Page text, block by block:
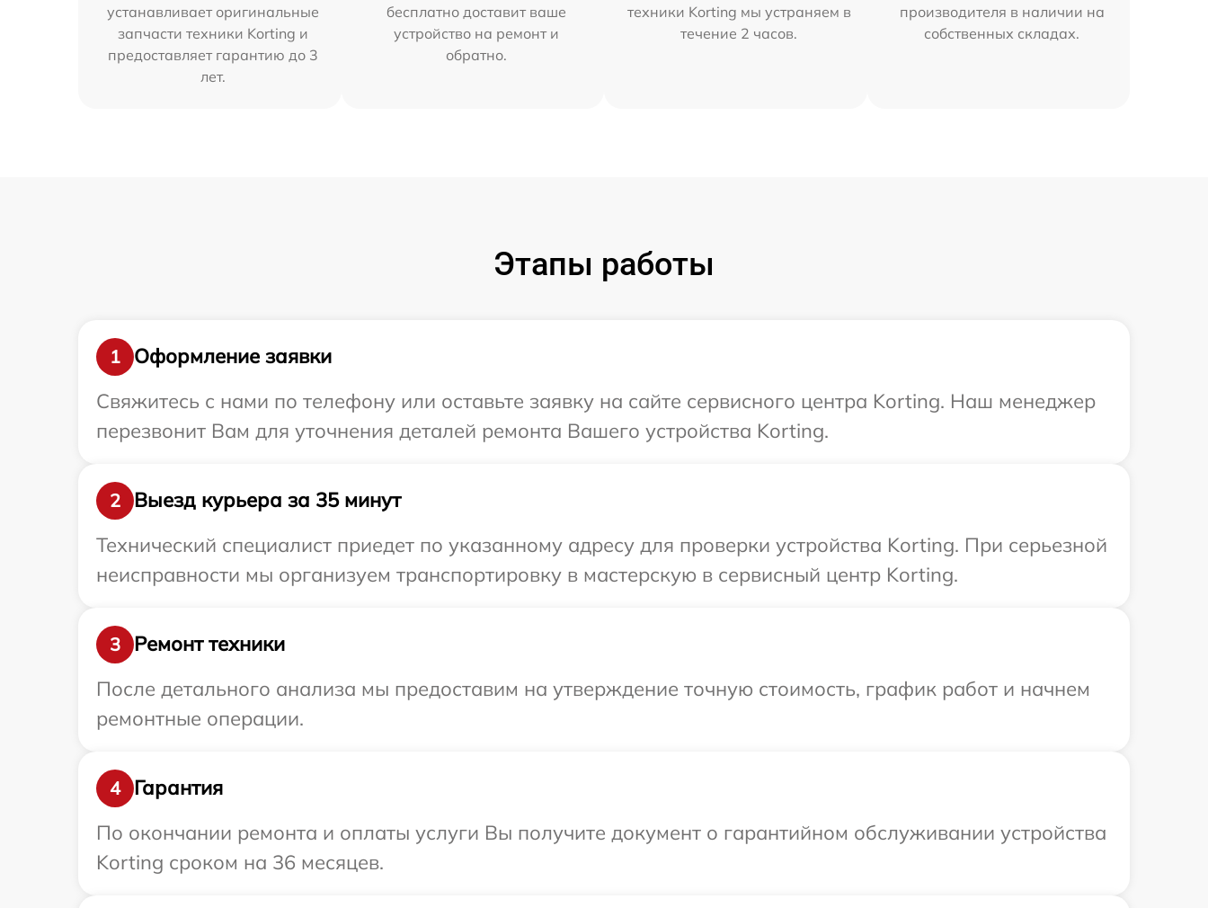
устанавливает оригинальные
запчасти техники Korting и
предоставляет гарантию до 3
лет.
бесплатно доставит ваше
устройство на ремонт и
обратно.
техники Korting мы устраняем в
течение 2 часов.
производителя в наличии на
собственных складах.
Этапы работы
1
Оформление заявки
Свяжитесь с нами по телефону или оставьте заявку на сайте сервисного центра Korting. Наш менеджер
перезвонит Вам для уточнения деталей ремонта Вашего устройства Korting.
2
Выезд курьера за 35 минут
Технический специалист приедет по указанному адресу для проверки устройства Korting. При серьезной
неисправности мы организуем транспортировку в мастерскую в сервисный центр Korting.
3
Ремонт техники
После детального анализа мы предоставим на утверждение точную стоимость, график работ и начнем
ремонтные операции.
4
Гарантия
По окончании ремонта и оплаты услуги Вы получите документ о гарантийном обслуживании устройства
Korting сроком на 36 месяцев.